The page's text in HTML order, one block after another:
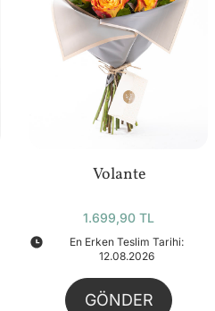
Volante
1.699,90 TL
En Erken Teslim Tarihi:
12.08.2026
GÖNDER